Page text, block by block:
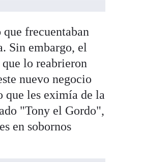
frecuentaban
Sin embargo, el
lo reabrieron
nuevo negocio
que les eximía de la
"Tony el Gordo",
en sobornos